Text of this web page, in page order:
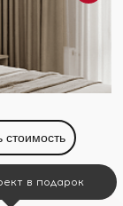
стоимость
в подарок